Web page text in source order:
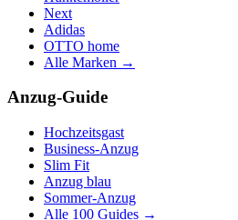
Next
Adidas
OTTO home
Alle Marken →
Anzug-Guide
Hochzeitsgast
Business-Anzug
Slim Fit
Anzug blau
Sommer-Anzug
Alle 100 Guides →